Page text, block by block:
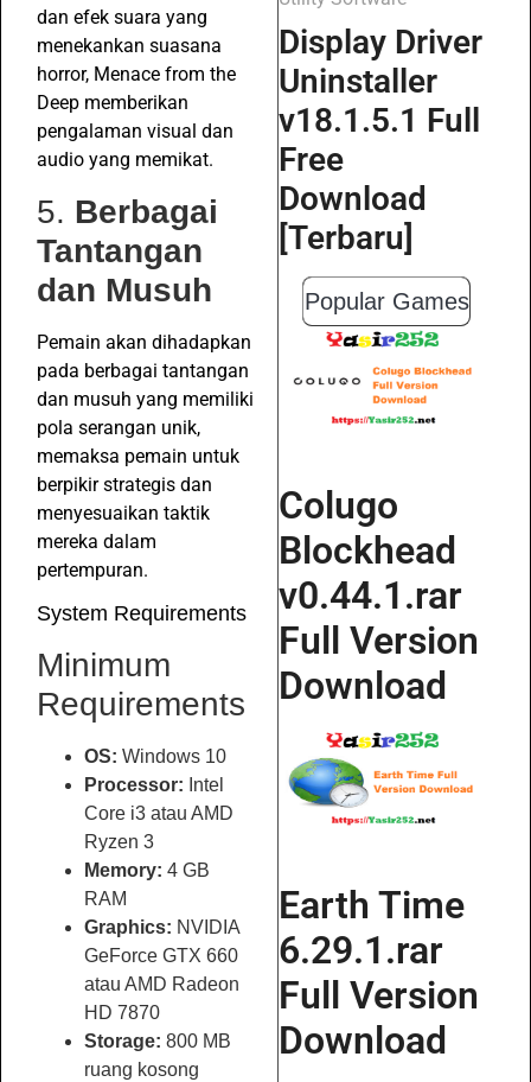
dan efek suara yang
menekankan suasana
horror, Menace from the
Deep memberikan
pengalaman visual dan
audio yang memikat.
5. Berbagai
Tantangan
dan Musuh
Pemain akan dihadapkan
pada berbagai tantangan
dan musuh yang memiliki
pola serangan unik,
memaksa pemain untuk
berpikir strategis dan
menyesuaikan taktik
mereka dalam
pertempuran.
System Requirements
Minimum
Requirements
OS: Windows 10
Processor: Intel
Core i3 atau AMD
Ryzen 3
Memory: 4 GB
RAM
Graphics: NVIDIA
GeForce GTX 660
atau AMD Radeon
HD 7870
Storage: 800 MB
ruang kosong
Display Driver
Uninstaller
v18.1.5.1 Full
Free
Download
[Terbaru]
Popular Games
Colugo
Blockhead
v0.44.1.rar
Full Version
Download
Earth Time
6.29.1.rar
Full Version
Download